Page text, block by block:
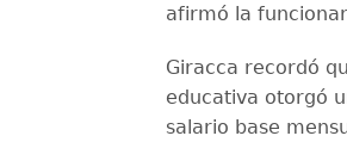
afirmó la
Giracca recordó
educativa otorgó
salario base